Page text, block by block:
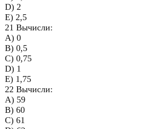
D) 2
E) 2,5
21 Вычисли:
A) 0
B) 0,5
C) 0,75
D) 1
E) 1,75
22 Вычисли:
A) 59
B) 60
C) 61